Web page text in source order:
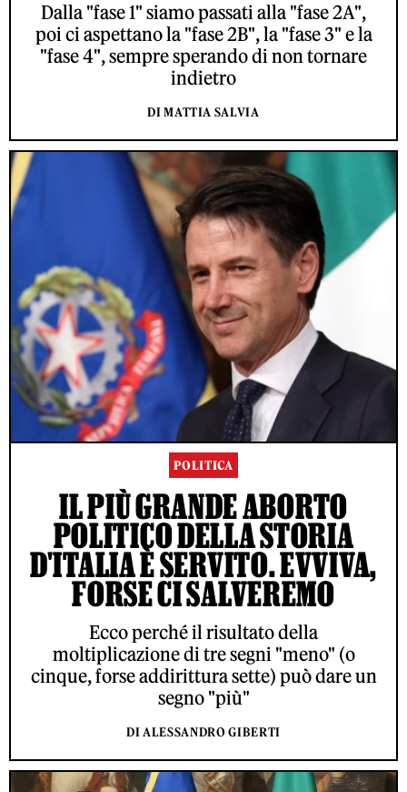
Dalla "fase 1" siamo passati alla "fase 2A",
poi ci aspettano la "fase 2B", la "fase 3" e la
"fase 4", sempre sperando di non tornare
indietro
DI MATTIA SALVIA
POLITICA
IL PIÙ GRANDE ABORTO
POLITICO DELLA STORIA
D'ITALIA È SERVITO. EVVIVA,
FORSE CI SALVEREMO
Ecco perché il risultato della
moltiplicazione di tre segni "meno" (o
cinque, forse addirittura sette) può dare un
segno "più"
DI ALESSANDRO GIBERTI